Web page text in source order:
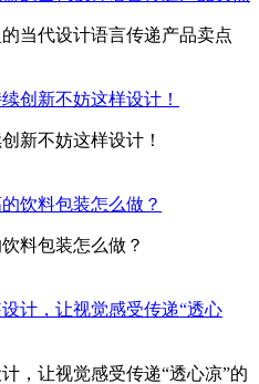
当代设计语言传递产品卖点
新不妨这样设计！
料包装怎么做？
，让视觉感受传递“透心凉”的